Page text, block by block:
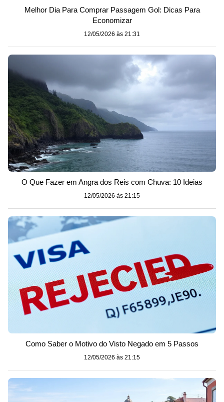
Melhor Dia Para Comprar Passagem Gol: Dicas Para
Economizar
12/05/2026 às 21:31
O Que Fazer em Angra dos Reis com Chuva: 10 Ideias
12/05/2026 às 21:15
Como Saber o Motivo do Visto Negado em 5 Passos
12/05/2026 às 21:15